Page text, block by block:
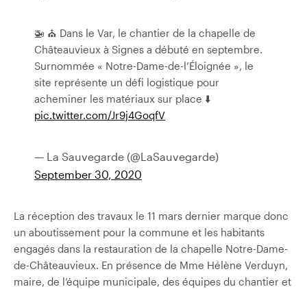
🚁 ⛪ Dans le Var, le chantier de la chapelle de
Châteauvieux à Signes a débuté en septembre.
Surnommée « Notre-Dame-de-l’Éloignée », le
site représente un défi logistique pour
acheminer les matériaux sur place ⬇️
pic.twitter.com/Jr9j4GoqfV
— La Sauvegarde (@LaSauvegarde)
September 30, 2020
La réception des travaux le 11 mars dernier marque donc
un aboutissement pour la commune et les habitants
engagés dans la restauration de la chapelle Notre-Dame-
de-Châteauvieux. En présence de Mme Hélène Verduyn,
maire, de l’équipe municipale, des équipes du chantier et